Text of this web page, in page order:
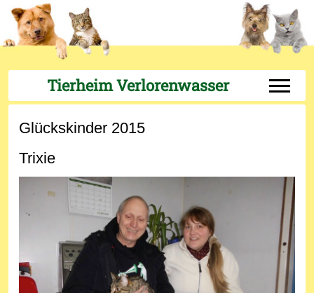
Tierheim Verlorenwasser Off-
Glückskinder 2015
Trixie